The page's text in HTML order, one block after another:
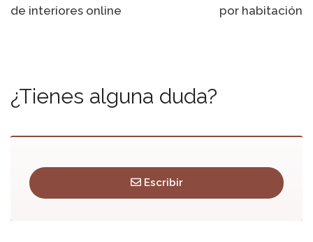
de interiores online
por habitación
¿Tienes alguna duda?
Escribir